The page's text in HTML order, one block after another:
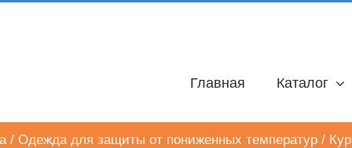
Главная Каталог
/ Одежда для защиты от пониженных температур /